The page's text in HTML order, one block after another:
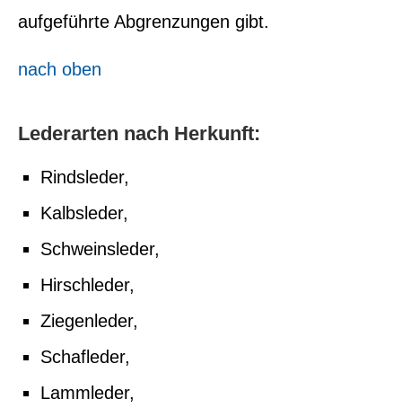
aufgeführte Abgrenzungen gibt.
nach oben
Lederarten nach Herkunft:
Rindsleder,
Kalbsleder,
Schweinsleder,
Hirschleder,
Ziegenleder,
Schafleder,
Lammleder,